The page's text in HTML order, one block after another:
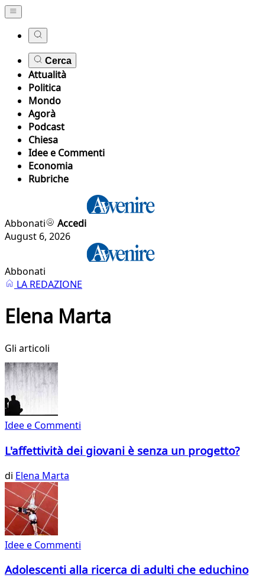
Cerca
Attualità
Politica
Mondo
Agorà
Podcast
Chiesa
Idee e Commenti
Economia
Rubriche
Abbonati
Accedi
August 6, 2026
Abbonati
LA REDAZIONE
Elena Marta
Gli articoli
Idee e Commenti
L'affettività dei giovani è senza un progetto?
di Elena Marta
Idee e Commenti
Adolescenti alla ricerca di adulti che educhino